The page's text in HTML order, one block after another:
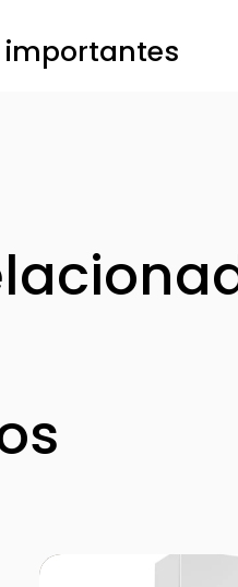
importantes